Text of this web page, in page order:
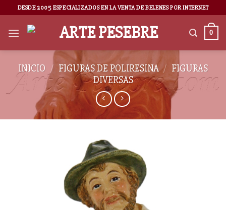
DESDE 2005 ESPECIALIZADOS EN LA VENTA DE BELENES POR INTERNET
0
INICIO / FIGURAS DE POLIRESINA / FIGURAS
DIVERSAS